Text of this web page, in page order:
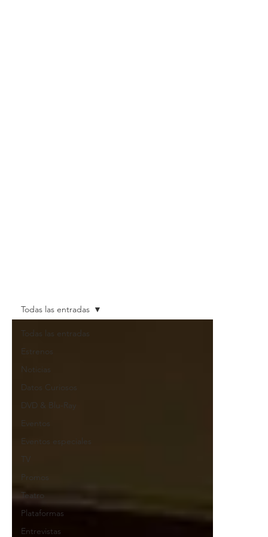
Todas las entradas
Estrenos
Noticias
Datos Curiosos
DVD & Blu-Ray
Eventos
Eventos especiales
TV
Promos
Teatro
Plataformas
Entrevistas
Todas las entradas